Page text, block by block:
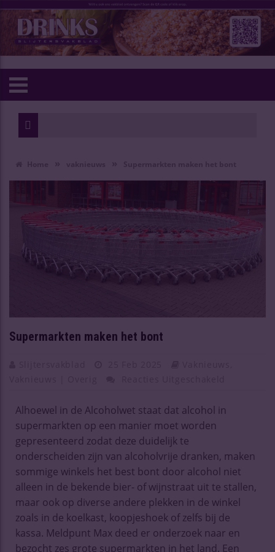
Supermarkten maken het bont
Alhoewel in de Alcoholwet staat dat alcohol in
supermarkten op een manier moet worden
gepresenteerd zodat deze duidelijk te
onderscheiden zijn van alcoholvrije dranken, maken
sommige winkels het best bont door alcohol niet
alleen in de bekende bier- of wijnstraat uit te stallen,
maar ook op diverse andere plekken in de winkel
zoals in de koelkast, koopjeshoek of zelfs bij de
kassa. Meldpunt Max deed er onderzoek naar en
bezocht zes grote supermarkten in het land. Een